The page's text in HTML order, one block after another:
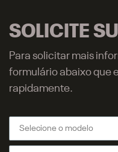
SOLICITE
Para solicitar mais
formulário abaixo que
rapidamente.